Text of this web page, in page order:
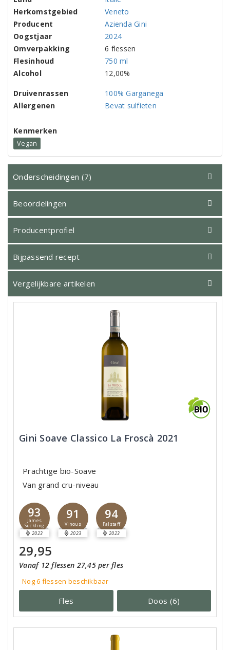
Herkomstgebied
Veneto
Producent
Azienda Gini
Oogstjaar
2024
Omverpakking
6 flessen
Flesinhoud
750 ml
Alcohol
12,00%
Druivenrassen
100% Garganega
Allergenen
Bevat sulfieten
Kenmerken
Vegan
Onderscheidingen (7)
Beoordelingen
Producentprofiel
Bijpassend recept
Vergelijkbare artikelen
Gini Soave Classico La Froscà 2021
Prachtige bio-Soave
Van grand cru-niveau
93
James
Suckling
2023
91
Vinous
2023
94
Falstaff
2023
29,95
Vanaf 12 flessen 27,45 per fles
Nog 6 flessen beschikbaar
Fles Doos (6)